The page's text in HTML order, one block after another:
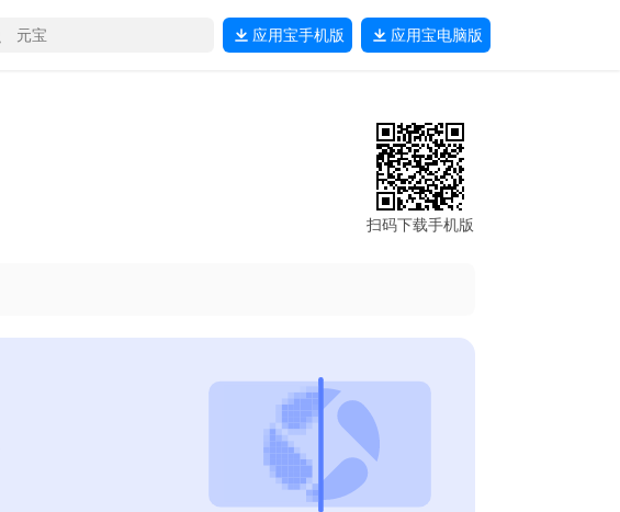
应用宝手机版 应用宝电脑版
扫码下载手机版